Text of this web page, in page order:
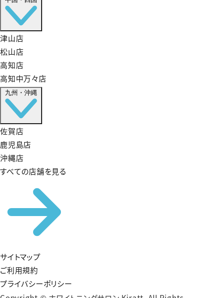
津山店
松山店
高知店
高知中万々店
九州・沖縄
佐賀店
鹿児島店
沖縄店
すべての店舗を見る
サイトマップ
ご利用規約
プライバシーポリシー